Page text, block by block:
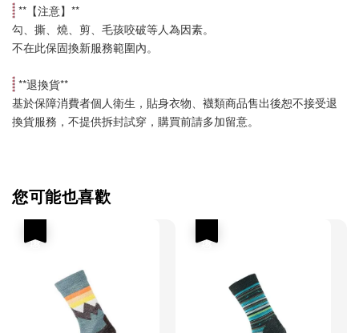
**【注意】**
勾、撕、燒、剪、毛孩咬破等人為因素。
不在此保固換新服務範圍內。
**退換貨**
基於保障消費者個人衛生，貼身衣物、襪類商品售出後恕不接受退
換貨服務，不提供拆封試穿，購買前請多加留意。
您可能也喜歡